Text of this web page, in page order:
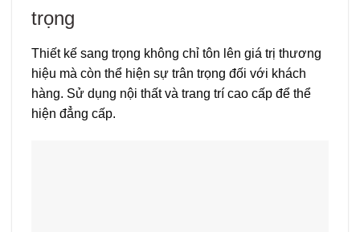
trọng
Thiết kế sang trọng không chỉ tôn lên giá trị thương
hiệu mà còn thể hiện sự trân trọng đối với khách
hàng. Sử dụng nội thất và trang trí cao cấp để thể
hiện đẳng cấp.